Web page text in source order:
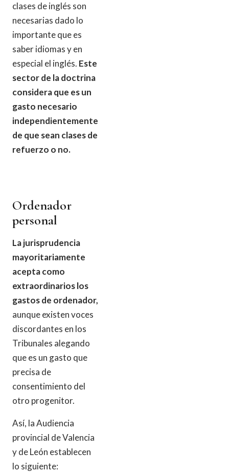
clases de inglés son
necesarias dado lo
importante que es
saber idiomas y en
especial el inglés. Este
sector de la doctrina
considera que es un
gasto necesario
independientemente
de que sean clases de
refuerzo o no.
Ordenador
personal
La jurisprudencia
mayoritariamente
acepta como
extraordinarios los
gastos de ordenador,
aunque existen voces
discordantes en los
Tribunales alegando
que es un gasto que
precisa de
consentimiento del
otro progenitor.
Así, la Audiencia
provincial de Valencia
y de León establecen
lo siguiente: